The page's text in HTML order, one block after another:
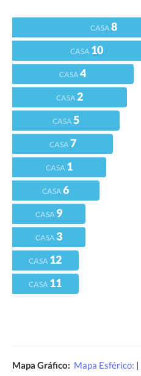
CASA8
CASA 10
CASA4
CASA2
CASA5
CASA7
CASA 1
CASA6
CASA 9
CASA 3
CASA 12
CASA 11
Mapa Gráfico: Mapa Esférico: |